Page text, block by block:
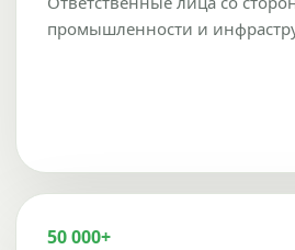
промышленности и
50 000+